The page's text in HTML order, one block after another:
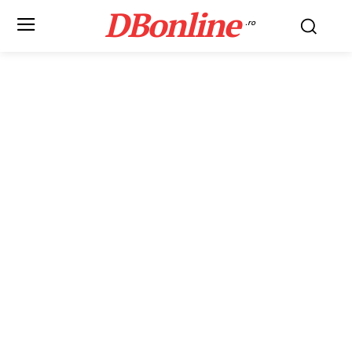
DBonline .ro